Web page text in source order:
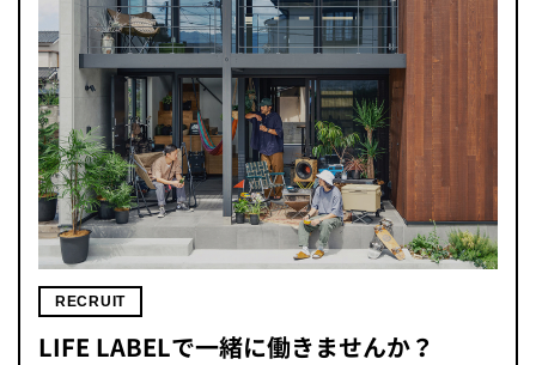
RECRUIT
LIFE LABELで一緒に働きませんか？